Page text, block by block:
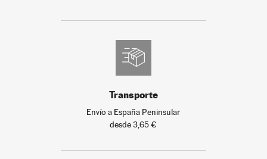
Transporte
Envío a España Peninsular
desde 3,65 €